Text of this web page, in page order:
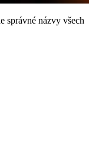
správné názvy všech